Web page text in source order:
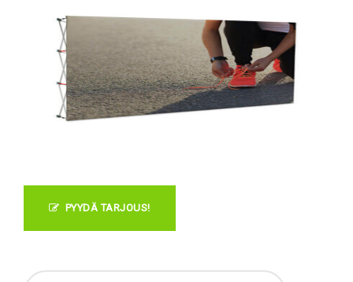
PYYDÄ TARJOUS!